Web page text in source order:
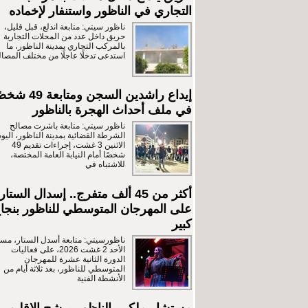
التجاري في الناظور واستنفار لإخماده
ناظور سيتي: متابعة اندلع، قبل قليل،
حريق داخل عدد من المحلات التجارية
بالمركب التجاري بمدينة الناظور، ما
استدعى تدخلًا عاجلًا من مختلف
إيداع راشدين السجن
في ملف أحداث الهجرة بالناظور
ناظور سيتي: متابعة باشرت مصالح
الشرطة القضائية بمدينة الناظور،
الاثنين 3 غشت، إجراءات تقديم 49
شخصًا أمام النيابة العامة المختصة،
للاشتباه في
أكثر من 45 ألف متفرج.. إسدال الستار
على المهرجان المتوسطي للناظور
كبير
ناظورسيتي: متابعة أسدل الستار،
الأحد 2 غشت 2026، على فعاليات
الدورة الثانية عشرة للمهرجان
المتوسطي للناظور، بعد ثلاثة أيام من
الأنشطة الفنية